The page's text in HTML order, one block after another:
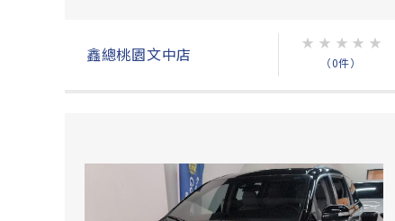
鑫總桃園文中店
★ ★ ★ ★ ★
（0件）